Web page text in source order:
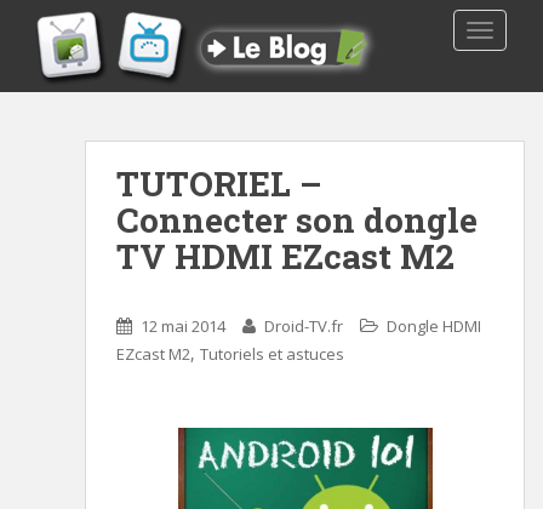
TUTORIEL –
Connecter son dongle
TV HDMI EZcast M2
12 mai 2014 Droid-TV.fr
Dongle HDMI
EZcast M2, Tutoriels et astuces